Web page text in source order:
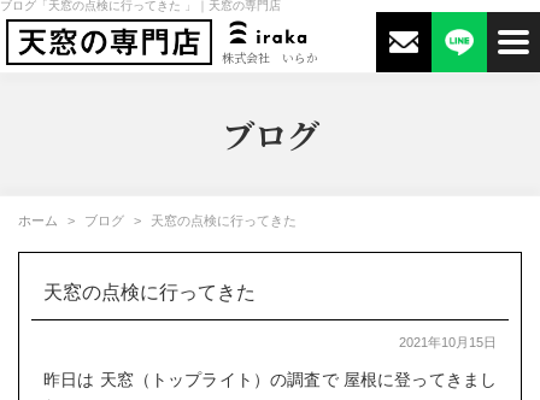
ブログ「天窓の点検に行ってきた 」｜天窓の専門店
株式会社 いらか
ブログ
ホーム ブログ 天窓の点検に行ってきた
天窓の点検に行ってきた
2021年10月15日
昨日は 天窓（トップライト）の調査で 屋根に登ってきまし